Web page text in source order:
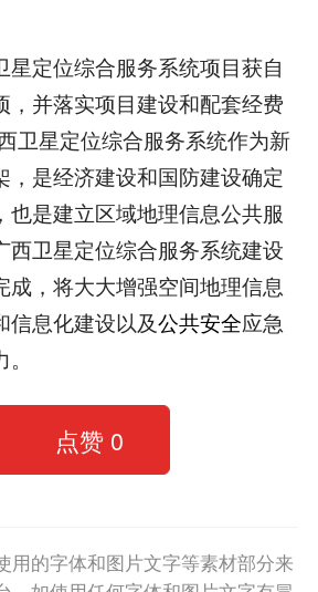
定位综合服务系统项目获自
，并落实项目建设和配套经费
卫星定位综合服务系统作为新
，是经济建设和国防建设确定
也是建立区域地理信息公共服
西卫星定位综合服务系统建设
成，将大大增强空间地理信息
信息化建设以及公共安全应急
点赞 0
用的字体和图片文字等素材部分来